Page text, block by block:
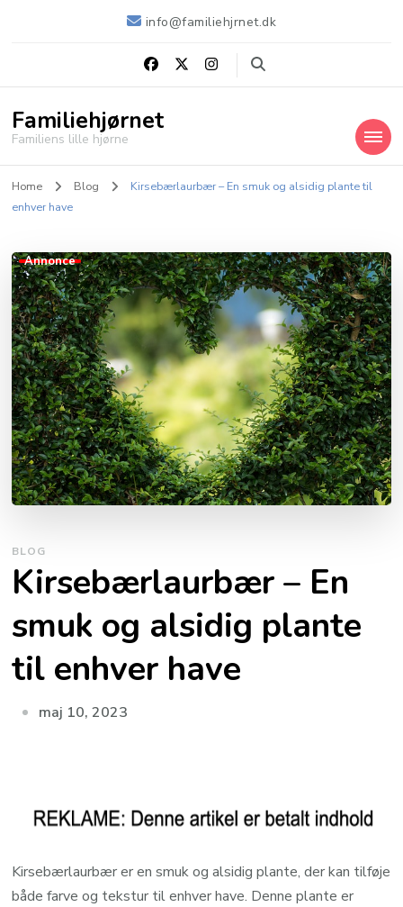
info@familiehjrnet.dk
Familiehjørnet
Familiens lille hjørne
Home Blog
Kirsebærlaurbær – En smuk og alsidig plante til
enhver have
Annonce
BLOG
Kirsebærlaurbær – En
smuk og alsidig plante
til enhver have
maj 10, 2023
Kirsebærlaurbær er en smuk og alsidig plante, der kan tilføje
både farve og tekstur til enhver have. Denne plante er